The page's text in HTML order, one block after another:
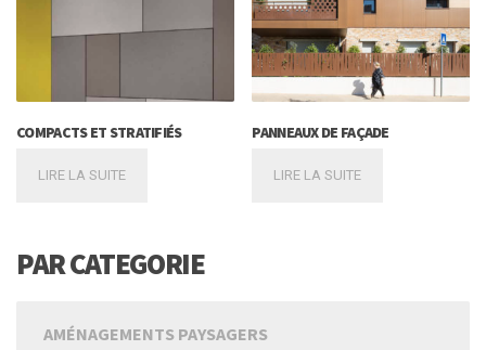
COMPACTS ET STRATIFIÉS
LIRE LA SUITE
PANNEAUX DE FAÇADE
LIRE LA SUITE
PAR CATEGORIE
AMÉNAGEMENTS PAYSAGERS